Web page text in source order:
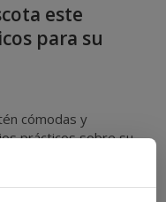
este
para su
cómodas y
prácticos sobre su
y cuidados
razas sensibles al frío.